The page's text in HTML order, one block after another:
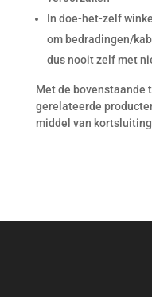
In doe-het-zelf
om bedradingen/
dus nooit zelf met
Met de bovenstaande
gerelateerde
middel van